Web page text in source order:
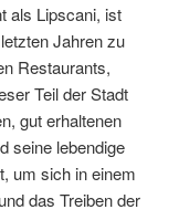
als Lipscani, ist
Jahren zu
Restaurants,
Teil der Stadt
gut erhaltenen
seine lebendige
um sich in einem
das Treiben der